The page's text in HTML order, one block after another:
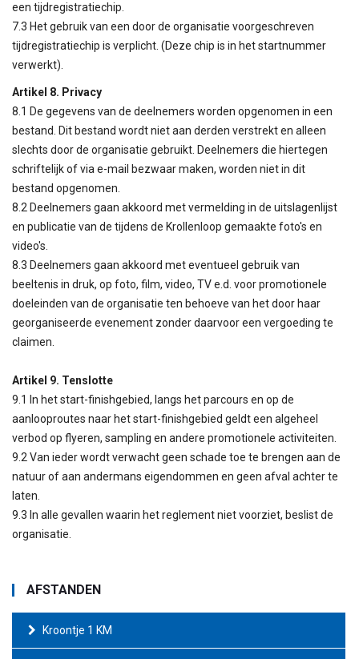
een tijdregistratiechip.
7.3 Het gebruik van een door de organisatie voorgeschreven
tijdregistratiechip is verplicht. (Deze chip is in het startnummer
verwerkt).
Artikel 8. Privacy
8.1 De gegevens van de deelnemers worden opgenomen in een
bestand. Dit bestand wordt niet aan derden verstrekt en alleen
slechts door de organisatie gebruikt. Deelnemers die hiertegen
schriftelijk of via e-mail bezwaar maken, worden niet in dit
bestand opgenomen.
8.2 Deelnemers gaan akkoord met vermelding in de uitslagenlijst
en publicatie van de tijdens de Krollenloop gemaakte foto's en
video's.
8.3 Deelnemers gaan akkoord met eventueel gebruik van
beeltenis in druk, op foto, film, video, TV e.d. voor promotionele
doeleinden van de organisatie ten behoeve van het door haar
georganiseerde evenement zonder daarvoor een vergoeding te
claimen.
Artikel 9. Tenslotte
9.1 In het start-finishgebied, langs het parcours en op de
aanlooproutes naar het start-finishgebied geldt een algeheel
verbod op flyeren, sampling en andere promotionele activiteiten.
9.2 Van ieder wordt verwacht geen schade toe te brengen aan de
natuur of aan andermans eigendommen en geen afval achter te
laten.
9.3 In alle gevallen waarin het reglement niet voorziet, beslist de
organisatie.
AFSTANDEN
Kroontje 1 KM